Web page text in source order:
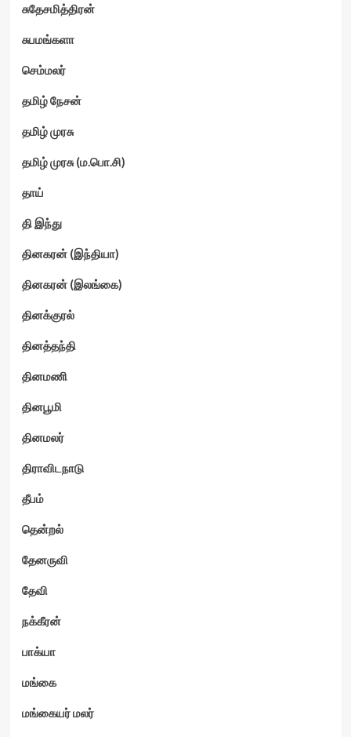
சுதேசமித்திரன்
சுபமங்களா
செம்மலர்
தமிழ் நேசன்
தமிழ் முரசு
தமிழ் முரசு (ம.பொ.சி)
தாய்
தி இந்து
தினகரன் (இந்தியா)
தினகரன் (இலங்கை)
தினக்குரல்
தினத்தந்தி
தினமணி
தினபூமி
தினமலர்
திராவிடநாடு
தீபம்
தென்றல்
தேனருவி
தேவி
நக்கீரன்
பாக்யா
மங்கை
மங்கையர் மலர்